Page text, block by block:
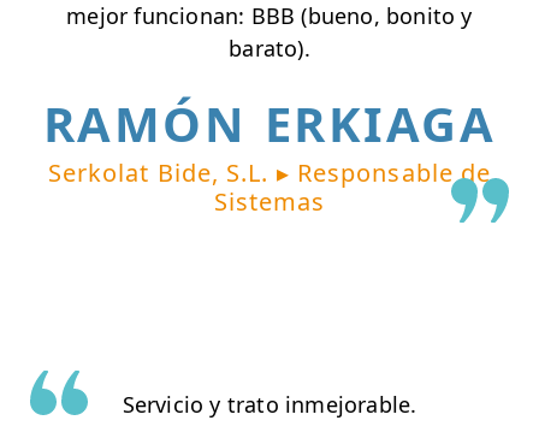
mejor funcionan: BBB (bueno, bonito y
barato).
RAMÓN ERKIAGA
Serkolat Bide, S.L. ▸ Responsable de
Sistemas
Servicio y trato inmejorable.